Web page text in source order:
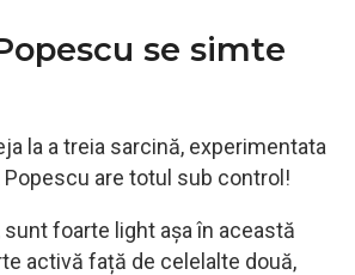
se simte
la a treia sarcină, experimentata
are totul sub control!
sunt foarte light așa în această
activă față de celelalte două,